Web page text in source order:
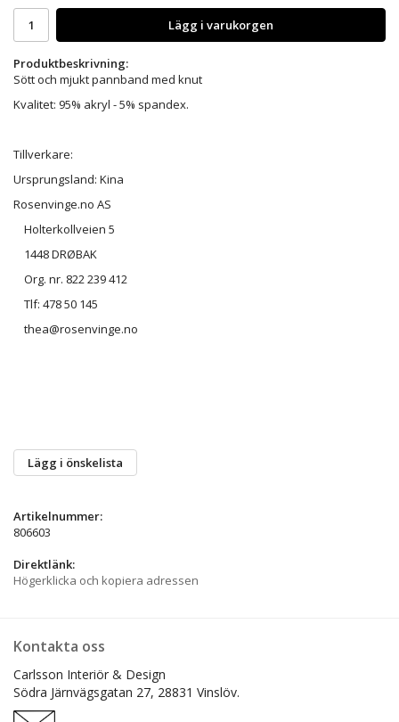
Lägg i varukorgen
Produktbeskrivning:
Sött och mjukt pannband med knut
Kvalitet: 95% akryl - 5% spandex.
Tillverkare:
Ursprungsland: Kina
Rosenvinge.no AS
Holterkollveien 5
1448 DRØBAK
Org. nr. 822 239 412
Tlf: 478 50 145
thea@rosenvinge.no
Lägg i önskelista
Artikelnummer:
806603
Direktlänk:
Högerklicka och kopiera adressen
Kontakta oss
Carlsson Interiör & Design
Södra Järnvägsgatan 27, 28831 Vinslöv.